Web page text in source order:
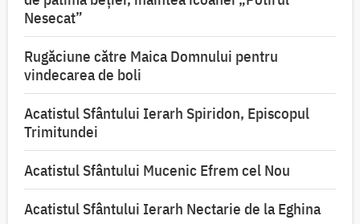
Nesecat”
Rugăciune către Maica Domnului pentru
vindecarea de boli
Acatistul Sfântului Ierarh Spiridon, Episcopul
Trimitundei
Acatistul Sfântului Mucenic Efrem cel Nou
Acatistul Sfântului Ierarh Nectarie de la Eghina